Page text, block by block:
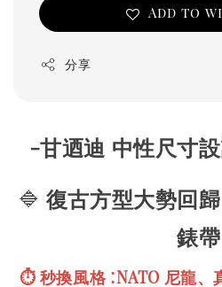
Add to
分享
-甘迺迪 中性尺寸
🔷 復古方型大勢回
錶帶
⏱️ 秒換風格 :NATO 尼龍、